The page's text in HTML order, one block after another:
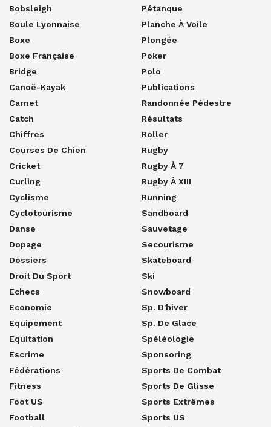
Bobsleigh
Boule Lyonnaise
Boxe
Boxe Française
Bridge
Canoë-Kayak
Carnet
Catch
Chiffres
Courses De Chien
Cricket
Curling
Cyclisme
Cyclotourisme
Danse
Dopage
Dossiers
Droit Du Sport
Echecs
Economie
Equipement
Equitation
Escrime
Fédérations
Fitness
Foot US
Football
Pétanque
Planche À Voile
Plongée
Poker
Polo
Publications
Randonnée Pédestre
Résultats
Roller
Rugby
Rugby À 7
Rugby À XIII
Running
Sandboard
Sauvetage
Secourisme
Skateboard
Ski
Snowboard
Sp. D'hiver
Sp. De Glace
Spéléologie
Sponsoring
Sports De Combat
Sports De Glisse
Sports Extrêmes
Sports US